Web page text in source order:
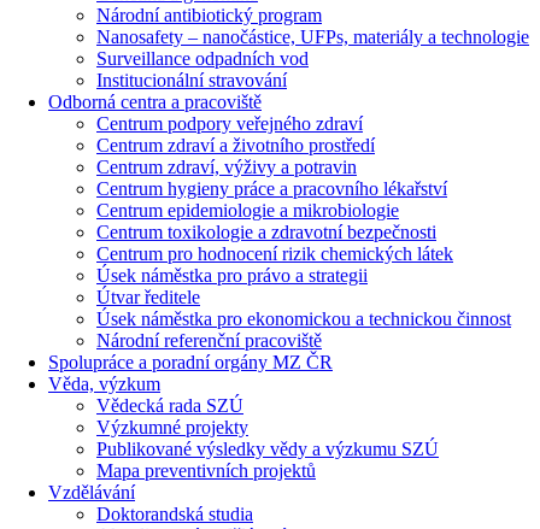
Národní antibiotický program
Nanosafety – nanočástice, UFPs, materiály a technologie
Surveillance odpadních vod
Institucionální stravování
Odborná centra a pracoviště
Centrum podpory veřejného zdraví
Centrum zdraví a životního prostředí
Centrum zdraví, výživy a potravin
Centrum hygieny práce a pracovního lékařství
Centrum epidemiologie a mikrobiologie
Centrum toxikologie a zdravotní bezpečnosti
Centrum pro hodnocení rizik chemických látek
Úsek náměstka pro právo a strategii
Útvar ředitele
Úsek náměstka pro ekonomickou a technickou činnost
Národní referenční pracoviště
Spolupráce a poradní orgány MZ ČR
Věda, výzkum
Vědecká rada SZÚ
Výzkumné projekty
Publikované výsledky vědy a výzkumu SZÚ
Mapa preventivních projektů
Vzdělávání
Doktorandská studia